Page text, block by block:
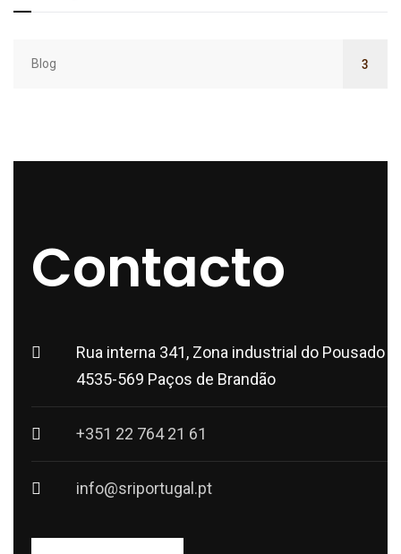
Blog 3
Contacto
Rua interna 341, Zona industrial do Pousado
4535-569 Paços de Brandão
+351 22 764 21 61
info@sriportugal.pt